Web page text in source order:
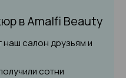
в Amalfi Beauty
наш салон друзьям и
сотни